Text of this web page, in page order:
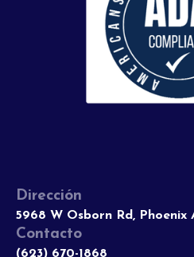
Dirección
5968 W Osborn Rd, Phoenix
Contacto
(623) 670-1868